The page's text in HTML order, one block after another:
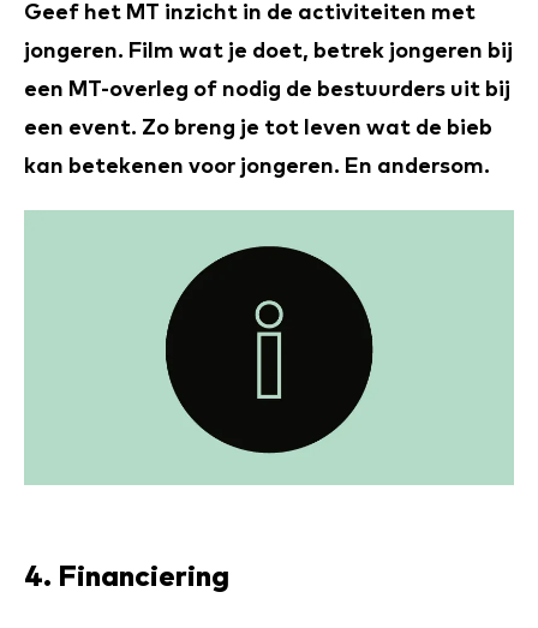
Geef het MT inzicht in de activiteiten met
jongeren. Film wat je doet, betrek jongeren bij
een MT-overleg of nodig de bestuurders uit bij
een event. Zo breng je tot leven wat de bieb
kan betekenen voor jongeren. En andersom.
4. Financiering